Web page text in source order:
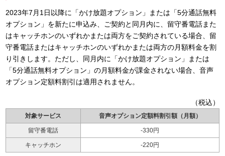
2023年7月1日以降に「かけ放題オプション」または「5分通話無料
オプション」を新たに申込み、ご契約と同月内に、留守番電話また
はキャッチホンのいずれかまたは両方をご契約されている場合、留
守番電話またはキャッチホンのいずれかまたは両方の月額料金を割
り引きします。ただし、同月内に「かけ放題オプション」または
「5分通話無料オプション」の月額料金が課金されない場合、音声
オプション定額料割引は適用されません。
（税込）
対象サービス 音声オプション定額料割引額（月額）
留守番電話 -330円
キャッチホン -220円